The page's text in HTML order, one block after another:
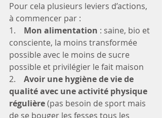
Pour cela plusieurs leviers d’actions,
à commencer par :
1. Mon alimentation : saine, bio et
consciente, la moins transformée
possible avec le moins de sucre
possible et privilégier le fait maison
2. Avoir une hygiène de vie de
qualité avec une activité physique
régulière (pas besoin de sport mais
de se bouger les fesses tous les